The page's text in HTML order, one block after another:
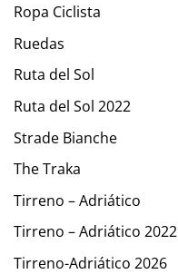
Ropa Ciclista
Ruedas
Ruta del Sol
Ruta del Sol 2022
Strade Bianche
The Traka
Tirreno – Adriático
Tirreno – Adriático 2022
Tirreno-Adriático 2026